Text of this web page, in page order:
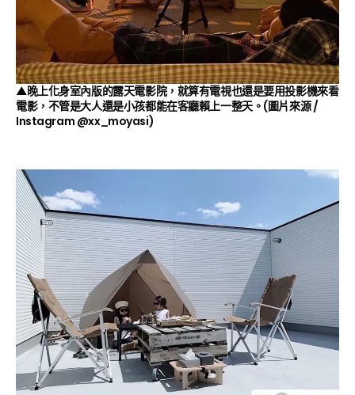
▲晚上化身室內版的露天電影院，就算有電視也還是要用投影機來看
電影，不管是大人還是小孩都能在客廳賴上一整天。(圖片來源 /
Instagram @xx_moyasi)